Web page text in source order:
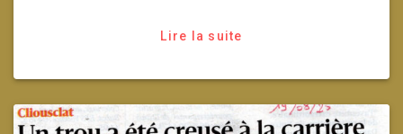
Lire la suite